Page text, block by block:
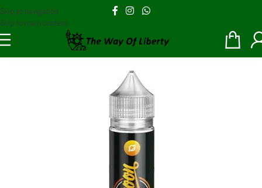
Skip to navigation
Skip to main content